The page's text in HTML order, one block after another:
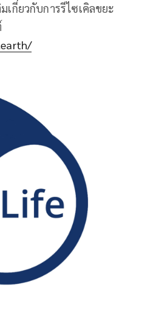
กี่ยวกับการรีไซเคิลขยะ